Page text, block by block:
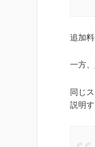
追加
一方、
同じ
説明